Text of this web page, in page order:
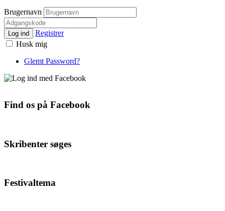
Brugernavn
Log ind
Registrer
Husk mig
Glemt Password?
Find os på Facebook
Skribenter søges
Festivaltema